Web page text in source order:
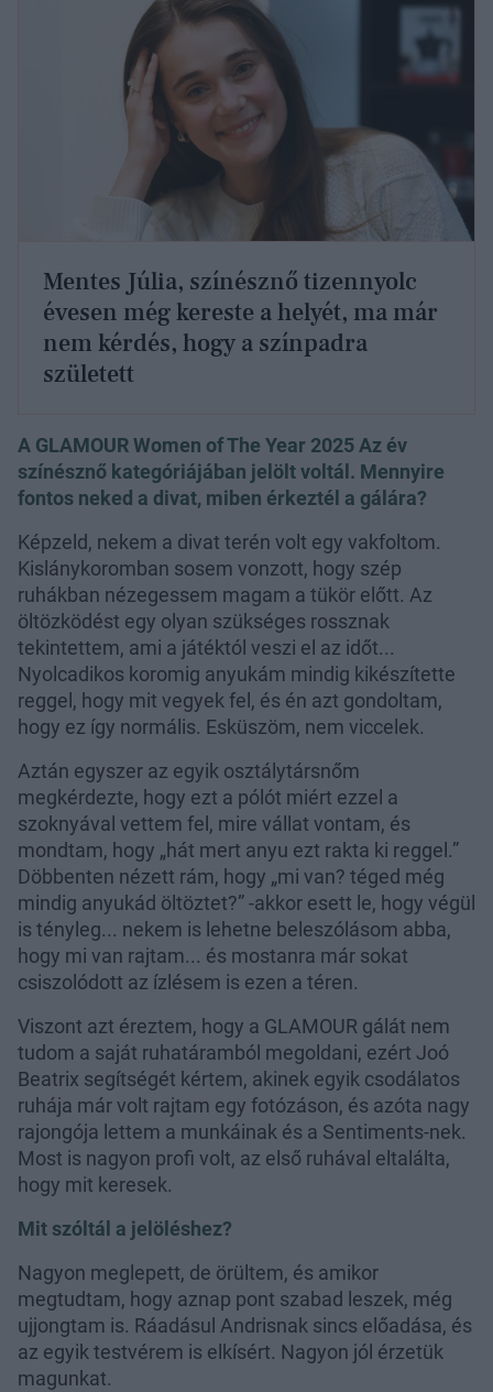
mint
A
Mentes Júlia, színésznő tizennyolc
évesen még kereste a helyét, ma már
nem kérdés, hogy a színpadra
született
A GLAMOUR Women of The Year 2025 Az év
színésznő kategóriájában jelölt voltál. Mennyire
fontos neked a divat, miben érkeztél a gálára?
Képzeld, nekem a divat terén volt egy vakfoltom.
Kislánykoromban sosem vonzott, hogy szép
ruhákban nézegessem magam a tükör előtt. Az
öltözködést egy olyan szükséges rossznak
tekintettem, ami a játéktól veszi el az időt...
Nyolcadikos koromig anyukám mindig kikészítette
reggel, hogy mit vegyek fel, és én azt gondoltam,
hogy ez így normális. Esküszöm, nem viccelek.
Aztán egyszer az egyik osztálytársnőm
megkérdezte, hogy ezt a pólót miért ezzel a
szoknyával vettem fel, mire vállat vontam, és
mondtam, hogy „hát mert anyu ezt rakta ki reggel.”
Döbbenten nézett rám, hogy „mi van? téged még
mindig anyukád öltöztet?” -akkor esett le, hogy végül
is tényleg... nekem is lehetne beleszólásom abba,
hogy mi van rajtam... és mostanra már sokat
csiszolódott az ízlésem is ezen a téren.
Viszont azt éreztem, hogy a GLAMOUR gálát nem
tudom a saját ruhatáramból megoldani, ezért Joó
Beatrix segítségét kértem, akinek egyik csodálatos
ruhája már volt rajtam egy fotózáson, és azóta nagy
rajongója lettem a munkáinak és a Sentiments-nek.
Most is nagyon profi volt, az első ruhával eltalálta,
hogy mit keresek.
Mit szóltál a jelöléshez?
Nagyon meglepett, de örültem, és amikor
megtudtam, hogy aznap pont szabad leszek, még
ujjongtam is. Ráadásul Andrisnak sincs előadása, és
az egyik testvérem is elkísért. Nagyon jól érzetük
magunkat.